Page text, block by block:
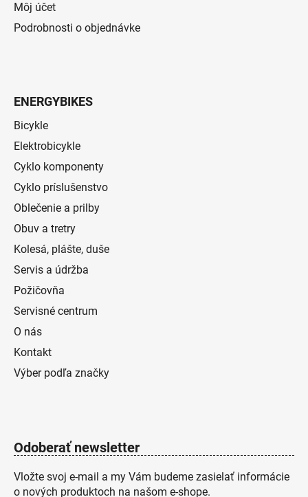
Môj účet
Podrobnosti o objednávke
ENERGYBIKES
Bicykle
Elektrobicykle
Cyklo komponenty
Cyklo príslušenstvo
Oblečenie a prilby
Obuv a tretry
Kolesá, plášte, duše
Servis a údržba
Požičovňa
Servisné centrum
O nás
Kontakt
Výber podľa značky
Odoberať newsletter
Vložte svoj e-mail a my Vám budeme zasielať informácie
o nových produktoch na našom e-shope.